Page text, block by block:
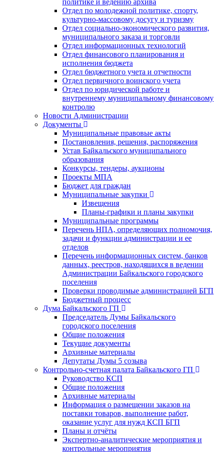
Отдел по молодежной политике, спорту,
культурно-массовому досугу и туризму
Отдел социально-экономического развития,
муниципального заказа и торговли
Отдел информационных технологий
Отдел финансового планирования и
исполнения бюджета
Отдел бюджетного учета и отчетности
Отдел первичного воинского учета
Отдел по юридической работе и
внутреннему муниципальному финансовому
контролю
Новости Администрации
Документы
Муниципальные правовые акты
Постановления, решения, распоряжения
Устав Байкальского муниципального
образования
Конкурсы, тендеры, аукционы
Проекты МПА
Бюджет для граждан
Муниципальные закупки
Извещения
Планы-графики и планы закупки
Муниципальные программы
Перечень НПА, определяющих полномочия,
задачи и функции администрации и ее
отделов
Перечень информационных систем, банков
данных, реестров, находящихся в ведении
Администрации Байкальского городского
поселения
Проверки проводимые администрацией БГП
Бюджетный процесс
Дума Байкальского ГП
Председатель Думы Байкальского
городского поселения
Общие положения
Текущие документы
Архивные материалы
Депутаты Думы 5 созыва
Контрольно-счетная палата Байкальского ГП
Руководство КСП
Общие положения
Архивные материалы
Информация о размещении заказов на
поставки товаров, выполнение работ,
оказание услуг для нужд КСП БГП
Планы и отчёты
Экспертно-аналитические мероприятия и
контрольные мероприятия